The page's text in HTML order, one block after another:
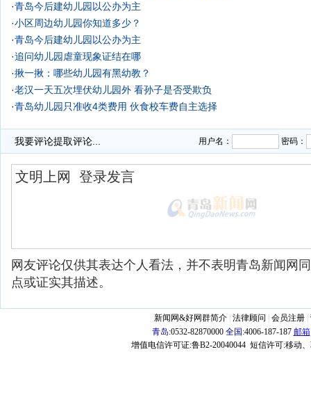
·青岛今后建幼儿园以公办为主
·小区周边幼儿园你知道多少？
·青岛今后建幼儿园以公办为主
·追问幼儿园虐童现象证结在哪
·揪一揪：哪些幼儿园有黑幼教？
·老汉一天五次埋伏幼儿园外 看孙子是否受欺负
·青岛幼儿园只准收4类费用 伙食校车费自主选择
我要评论提取评论... 用户名： 密码：
网友评论仅供其表达个人看法，并不表明青岛新闻网
点或证实其描述。